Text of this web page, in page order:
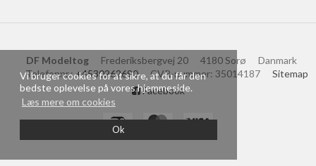
Vi bruger cookies for at sikre, at du får den
bedste oplevelse på vores hjemmeside.
Læs mere om cookies
Ok
DF Modeltog Frederiksbergvej 20 4180 Sorø
Danmark
Telefonnr.: +4530262690 CVR-nummer: 35014187
Sitemap
Facebook